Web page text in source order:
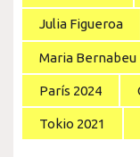
Julia Figueroa
Maria Bernabeu
París 2024
Tokio 2021